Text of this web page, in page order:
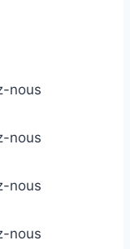
nous
nous
nous
nous